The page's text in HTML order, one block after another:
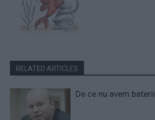
RELATED ARTICLES
De ce nu avem baterii